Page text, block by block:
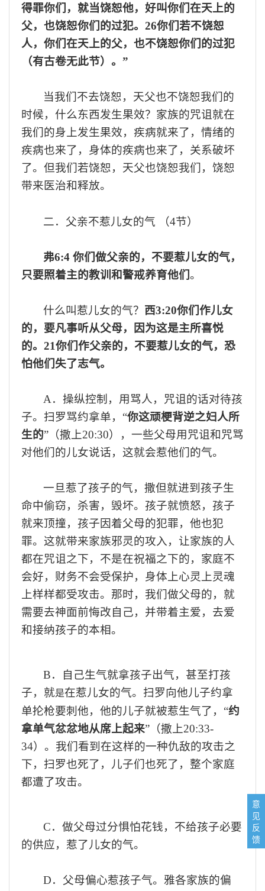
得罪你们，就当饶恕他，好叫你们在天上的
父，也饶恕你们的过犯。 26你们若不饶恕
人，你们在天上的父，也不饶恕你们的过犯
（有古卷无此节）。”
当我们不去饶恕 ，天父也不饶恕我们的
时候，什么东西发生果效？家族的咒诅 就在
我们的身上发生果效，疾病就来了，情绪的
疾病也来了，身体的疾病也来了，关系破坏
了。 但我们若饶恕，天父也饶恕我们，饶恕
带来医治和释放。
二．父亲不惹儿女的气 （4节）
弗6:4 你们做父亲的，不要惹儿女的气，
只要照着主的教训和警戒养育他们。
什么叫惹儿女的气？ 西3:20你们作儿女
的，要凡事听从父母，因为这是主所喜悦
的。 21你们作父亲的，不要惹儿女的气，恐
怕他们失了志气。
A ．操纵控制，用骂人，咒诅的话对待孩
子。扫罗骂约拿单， “你这顽梗背逆之妇人所
生的”（撒上20:30），一些父母用咒诅和咒骂
对他们的儿女说话，这就会惹他们的气。
一旦惹了孩子的气，撒但就进到孩子生
命中偷窃，杀害，毁坏。 孩子就愤怒，孩子
就来顶撞，孩子因着父母的犯罪，他也犯
罪。 这就带来家族邪灵的攻入 ，让家族的人
都在咒诅 之下，不是在祝福之下的，家庭不
会好，财务不会受保护，身体上心灵上灵魂
上样样都受攻击。那时，我们做父母的，就
需要去神面前悔改自己，并带着主爱，去爱
和接纳孩子的本相。
B．自己生气就拿孩子出气，甚至打孩
子，就是在惹儿女的气。扫罗向他儿子约拿
单抡枪要刺他，他的儿子就被惹生气了， “约
拿单气忿忿地从席上起来”（撒上20:33-
34）。 我们看到 在这样的一种仇敌的攻击之
下， 扫罗也死了，儿子们也死了， 整个家庭
都遭了攻击。
C．做父母过分惧怕花钱，不给孩子必要
的供应，惹了儿女的气。
D．父母偏心惹孩子气。雅各家族的偏
意
见
反
馈